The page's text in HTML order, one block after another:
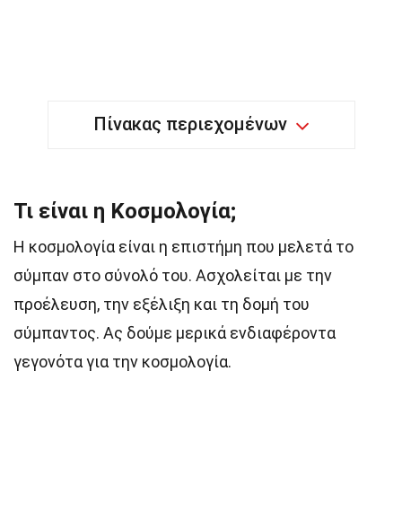
Πίνακας περιεχομένων
Τι είναι η Κοσμολογία;
Η κοσμολογία είναι η επιστήμη που μελετά το
σύμπαν στο σύνολό του. Ασχολείται με την
προέλευση, την εξέλιξη και τη δομή του
σύμπαντος. Ας δούμε μερικά ενδιαφέροντα
γεγονότα για την κοσμολογία.